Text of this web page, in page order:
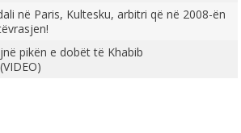
në Paris, Kultesku, arbitri që në 2008-ën
pikën e dobët të Khabib